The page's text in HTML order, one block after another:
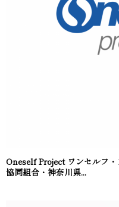
Oneself Project ワンセルフ
協同組合・神奈川県...